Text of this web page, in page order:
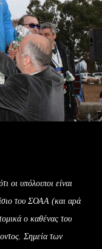
οι υπόλοιποι είναι
του ΣΟΑΑ (και αρά
ο καθένας του
Σημεία των